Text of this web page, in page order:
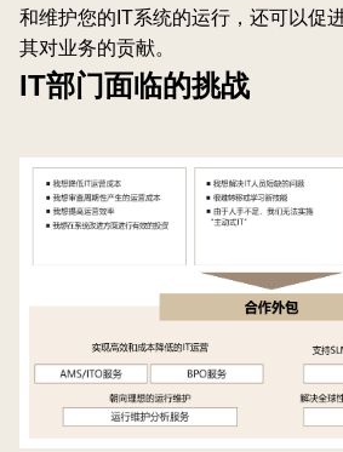
和维护您的IT系统的运行，还可以促
其对业务的贡献。
IT部门面临的挑战